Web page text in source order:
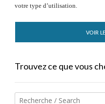
votre type d’utilisation.
VOIR
Trouvez ce que vous